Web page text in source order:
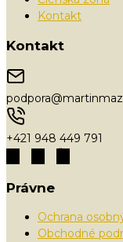
Kontakt
Kontakt
+421 948 449 791
Právne
Ochrana
Obchodné